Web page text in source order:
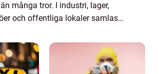
många tror. I industri, lager,
och offentliga lokaler samlas
rengöring uteblir påverka...